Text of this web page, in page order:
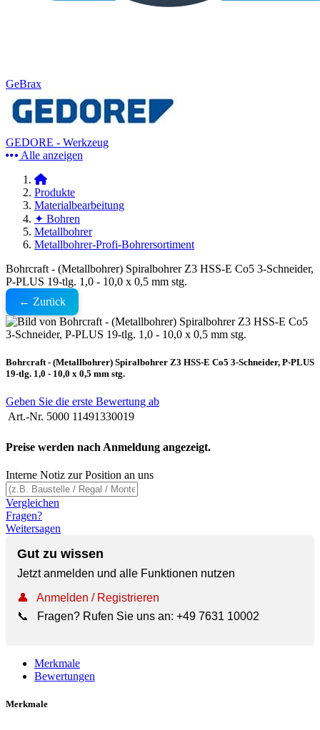
GeBrax
GEDORE - Werkzeug
Alle anzeigen
Produkte
Materialbearbeitung
✦ Bohren
Metallbohrer
Metallbohrer-Profi-Bohrersortiment
Bohrcraft - (Metallbohrer) Spiralbohrer Z3 HSS-E Co5 3-Schneider,
P-PLUS 19-tlg. 1,0 - 10,0 x 0,5 mm stg.
← Zurück
Bohrcraft - (Metallbohrer) Spiralbohrer Z3 HSS-E Co5 3-Schneider, P-PLUS
19-tlg. 1,0 - 10,0 x 0,5 mm stg.
Geben Sie die erste Bewertung ab
Art.-Nr. 5000 11491330019
Preise werden nach Anmeldung angezeigt.
Interne Notiz zur Position an uns
Vergleichen
Fragen?
Weitersagen
Gut zu wissen
Jetzt anmelden und alle Funktionen nutzen
👤
Anmelden / Registrieren
📞
Fragen? Rufen Sie uns an: +49 7631 10002
Merkmale
Bewertungen
Merkmale